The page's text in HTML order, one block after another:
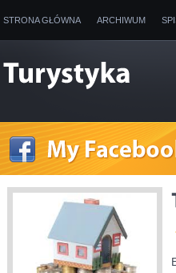
STRONA GŁÓWNA ARCHIWUM